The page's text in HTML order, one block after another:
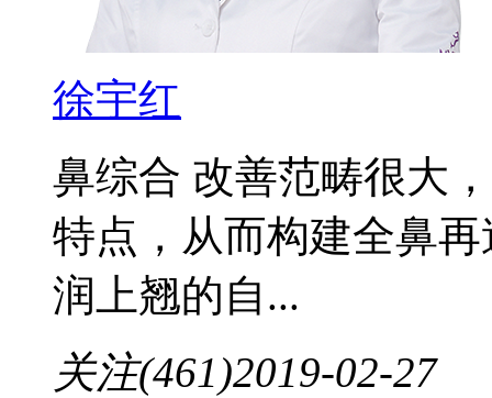
徐宇红
鼻综合 改善范畴很大
特点，从而构建全鼻
润上翘的自...
关注(461)2019-02-27